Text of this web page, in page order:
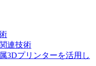
連技術
3Dプリンターを活用し